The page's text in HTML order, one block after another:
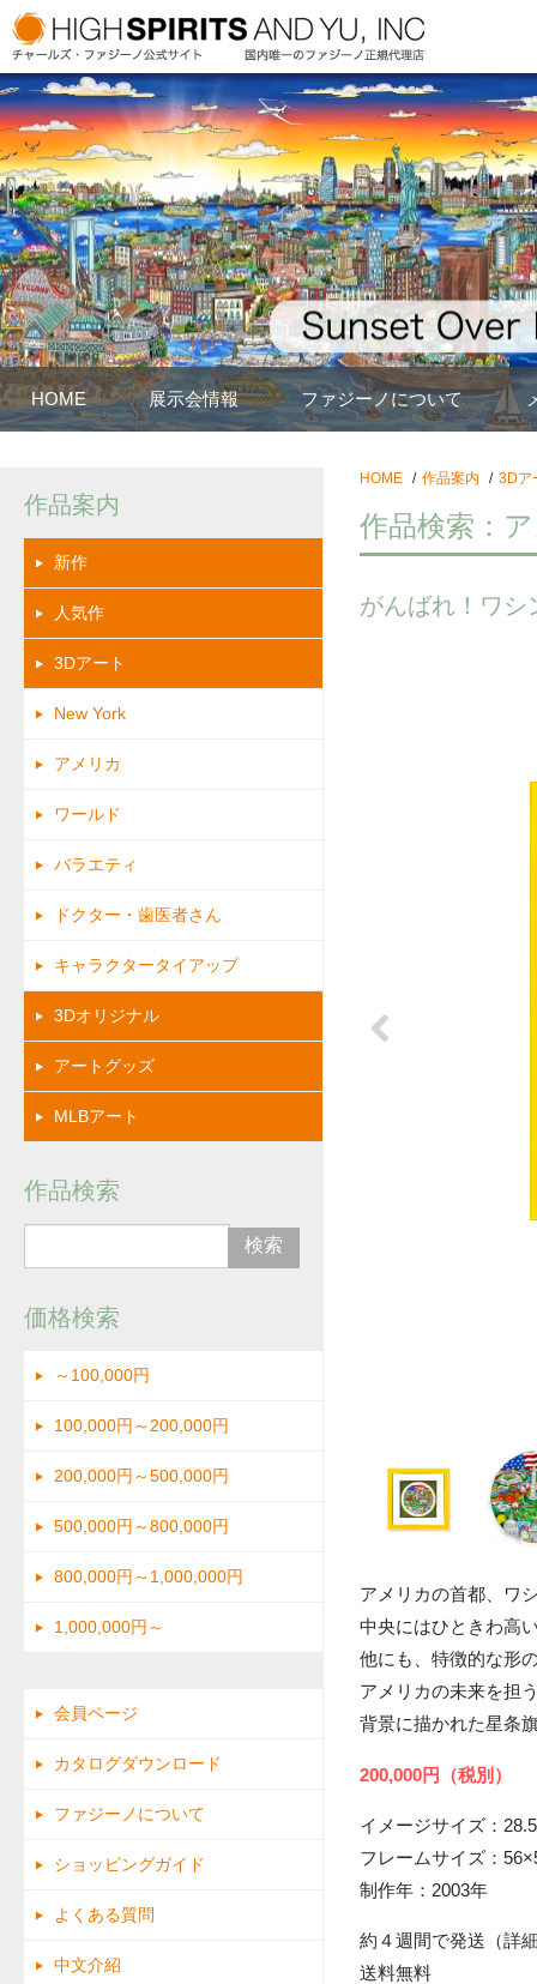
HOME 展示会情報 ファジーノについて
HOME 作品案内 3Dア
作品検索：
がんばれ！ワシ
アメリカの首都、ワ
中央にはひときわ高
他にも、特徴的な形
アメリカの未来を担
背景に描かれた星条
200,000円（税別）
イメージサイズ：
フレームサイズ：
制作年：2003年
約４週間で発送（詳
送料無料
作品案内
新作
人気作
3Dアート
New York
アメリカ
ワールド
バラエティ
ドクター・歯医者さん
キャラクタータイアップ
3Dオリジナル
アートグッズ
MLBアート
作品検索
価格検索
～100,000円
100,000円～200,000円
200,000円～500,000円
500,000円～800,000円
800,000円～1,000,000円
1,000,000円～
会員ページ
カタログダウンロード
ファジーノについて
ショッピングガイド
よくある質問
中文介紹